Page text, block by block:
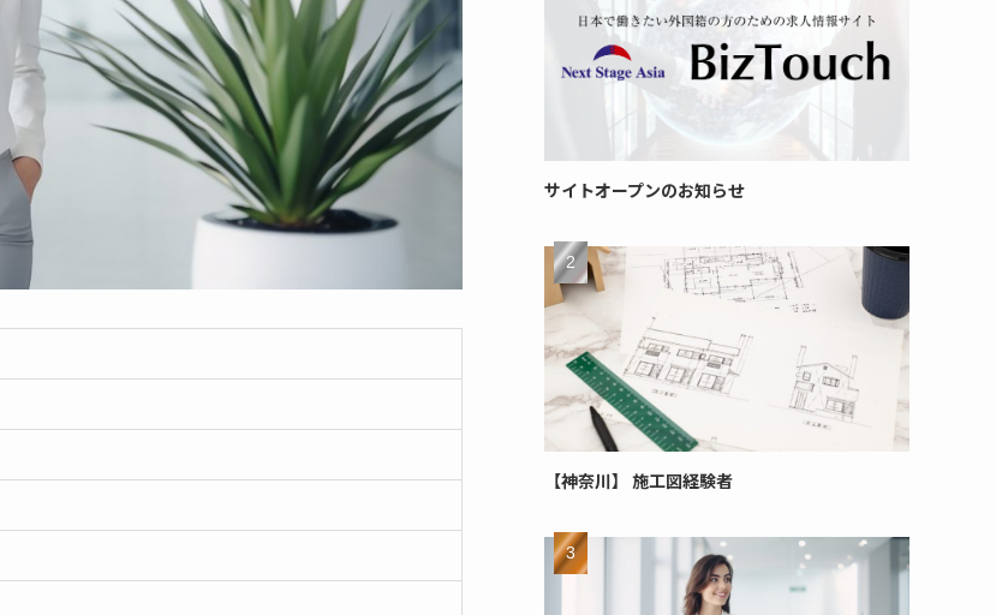
サイトオープンのお知らせ
【神奈川】 施工図経験者